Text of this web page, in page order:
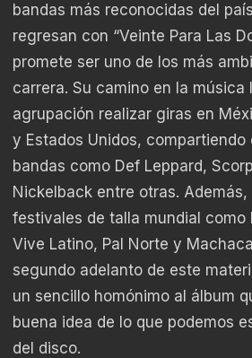
bandas más reconocidas del
regresan con “Veinte Para Las
promete ser uno de los más
carrera. Su camino en la música
agrupación realizar giras en
y Estados Unidos, compartiendo
bandas como Def Leppard,
Nickelback entre otras.
festivales de talla mundial como
Vive Latino, Pal Norte y
segundo adelanto de este
un sencillo homónimo al álbum
buena idea de lo que podemos
del disco.